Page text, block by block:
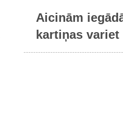
Aicinām
kartiņas variet